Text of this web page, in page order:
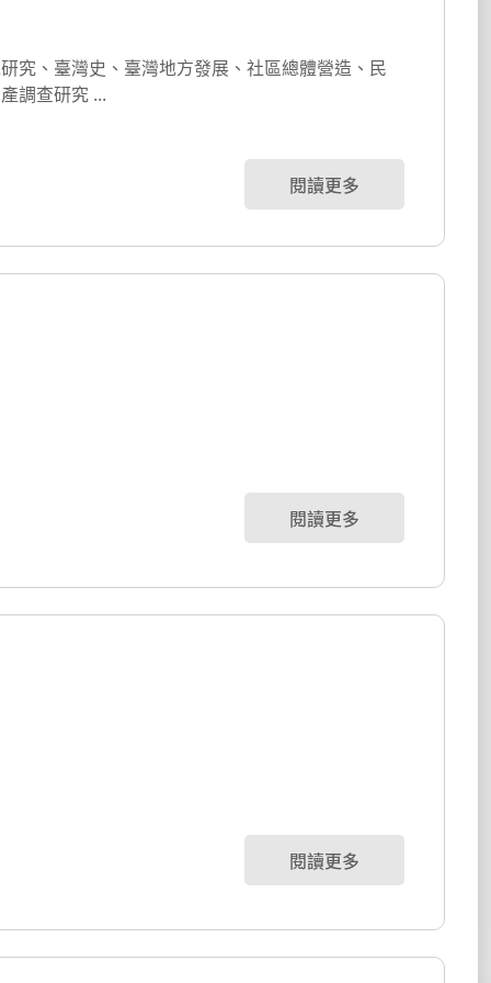
究、臺灣史、臺灣地方發展、社區總體營造、民
間宗教研究、文化資產調查研究 ...
閱讀更多
閱讀更多
閱讀更多